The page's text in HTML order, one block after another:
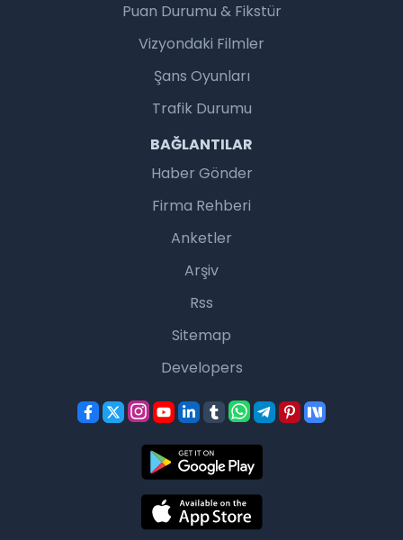
Puan Durumu & Fikstür
Vizyondaki Filmler
Şans Oyunları
Trafik Durumu
BAĞLANTILAR
Haber Gönder
Firma Rehberi
Anketler
Arşiv
Rss
Sitemap
Developers